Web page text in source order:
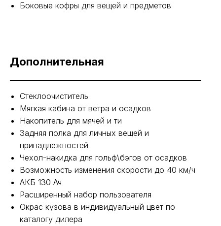
Боковые кофры для вещей и предметов
Дополнительная
Стеклоочиститель
Мягкая кабина от ветра и осадков
Накопитель для мячей и ти
Задняя полка для личных вещей и
принадлежностей
Чехол-накидка для гольф\бэгов от осадков
Возможность изменения скорости до 40 км/ч
АКБ 130 Ач
Расширенный набор пользователя
Окрас кузова в индивидуальный цвет по
каталогу дилера